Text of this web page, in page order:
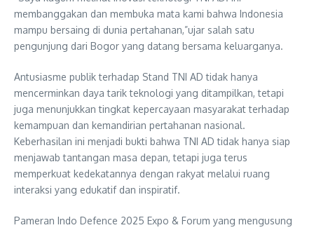
membanggakan dan membuka mata kami bahwa Indonesia
mampu bersaing di dunia pertahanan,”ujar salah satu
pengunjung dari Bogor yang datang bersama keluarganya.
Antusiasme publik terhadap Stand TNI AD tidak hanya
mencerminkan daya tarik teknologi yang ditampilkan, tetapi
juga menunjukkan tingkat kepercayaan masyarakat terhadap
kemampuan dan kemandirian pertahanan nasional.
Keberhasilan ini menjadi bukti bahwa TNI AD tidak hanya siap
menjawab tantangan masa depan, tetapi juga terus
memperkuat kedekatannya dengan rakyat melalui ruang
interaksi yang edukatif dan inspiratif.
Pameran Indo Defence 2025 Expo & Forum yang mengusung